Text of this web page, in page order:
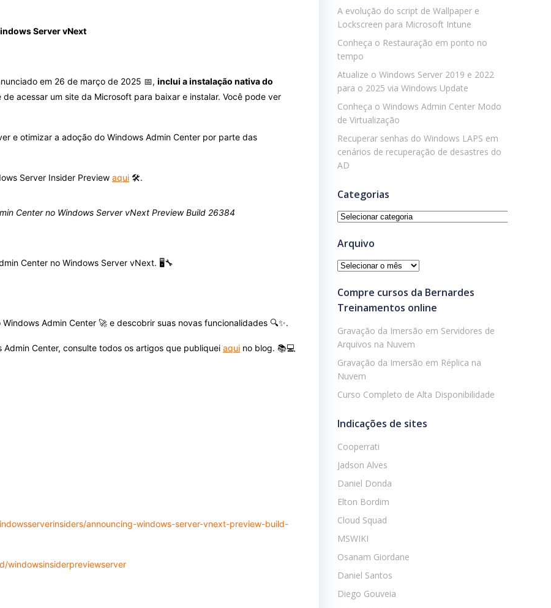
Server vNext
em 26 de março de 2025 📅, inclui a instalação nativa do
de acessar um site da Microsoft para baixar e instalar. Você pode ver
e otimizar a adoção do Windows Admin Center por parte das
Server Insider Preview aqui 🛠️.
Center no Windows Server vNext Preview Build 26384
Center no Windows Server vNext. 🖥️🔧
Admin Center 🚀 e descobrir suas novas funcionalidades 🔍✨.
Center, consulte todos os artigos que publiquei aqui no blog. 📚💻
announcing-windows-server-vnext-preview-build-
windowsinsiderpreviewserver
A evolução do script de Wallpaper e
Lockscreen para Microsoft Intune
Conheça o Restauração em ponto no
tempo
Atualize o Windows Server 2019 e 2022
para o 2025 via Windows Update
Conheça o Windows Admin Center Modo
de Virtualização
Recuperar senhas do Windows LAPS em
cenários de recuperação de desastres do
AD
Categorias
Categorias
Arquivo
Arquivo
Compre cursos da Bernardes
Treinamentos online
Gravação da Imersão em Servidores de
Arquivos na Nuvem
Gravação da Imersão em Réplica na
Nuvem
Curso Completo de Alta Disponibilidade
Indicações de sites
Cooperrati
Jadson Alves
Daniel Donda
Elton Bordim
Cloud Squad
MSWIKI
Osanam Giordane
Daniel Santos
Diego Gouveia